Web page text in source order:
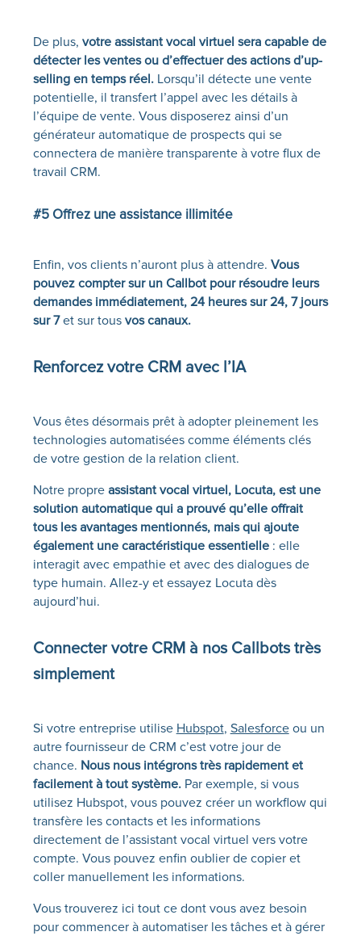
De plus, votre assistant vocal virtuel sera capable de
détecter les ventes ou d’effectuer des actions d’up-
sellingen temps réel.Lorsqu’il détecte une vente
potentielle, il transfert l’appel avec les détails à
l’équipe de vente. Vous disposerez ainsi d’un
générateur automatique de prospects qui se
connectera de manière transparente à votre flux de
travail CRM.
#5 Offrez une assistance illimitée
Enfin, vos clients n’auront plus à attendre. Vous
pouvez compter sur un Callbotpour résoudre leurs
demandes immédiatement, 24 heures sur 24, 7 jours
sur 7et sur tous vos canaux.
Renforcez votre CRM avec l’IA
Vous êtes désormais prêt à adopter pleinement les
technologies automatisées comme éléments clés
de votre gestion de la relation client.
Notre propre assistant vocal virtuel, Locuta, est une
solution automatique qui a prouvé qu’elle offrait
tous les avantages mentionnés, mais qui ajoute
également une caractéristique essentielle: elle
interagit avec empathie et avec des dialogues de
type humain. Allez-y et essayez Locuta dès
aujourd’hui.
Connecter votre CRM à nos Callbotstrès
simplement
Si votre entreprise utilise Hubspot, Salesforceou un
autre fournisseur de CRM c’est votre jour de
chance. Nous nous intégrons très rapidement et
facilement à tout système.Par exemple, si vous
utilisez Hubspot, vous pouvez créer un workflow qui
transfère les contacts et les informations
directement de l’assistant vocal virtuel vers votre
compte. Vous pouvez enfin oublier de copier et
coller manuellement les informations.
Vous trouverez ici tout ce dont vous avez besoin
pour commencer à automatiser les tâches et à gérer